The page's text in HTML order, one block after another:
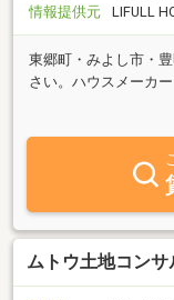
情報提供元
LIFULL
東郷町・みよし市・
さい。ハウスメーカ
グから引っ越し業者
ムトウ土地コンサ